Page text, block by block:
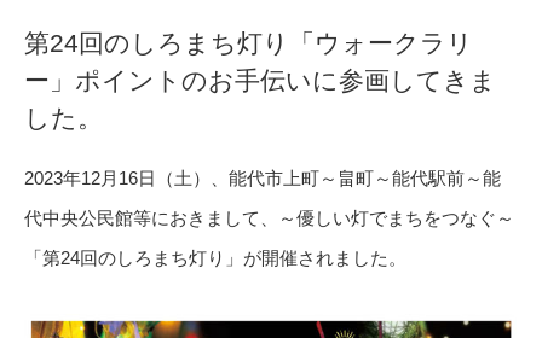
第24回のしろまち灯り「ウォークラリ
ー」ポイントのお手伝いに参画してきま
した。
2023年12月16日（土）、能代市上町～畠町～能代駅前～能
代中央公民館等におきまして、～優しい灯でまちをつなぐ～
「第24回のしろまち灯り」が開催されました。